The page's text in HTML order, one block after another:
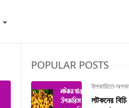
POPULAR POSTS
উপকারিতা-
লটকনের